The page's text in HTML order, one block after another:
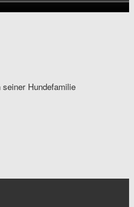
Hundefamilie